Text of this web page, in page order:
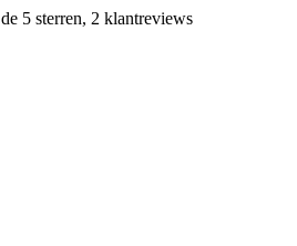
5 sterren, 2 klantreviews